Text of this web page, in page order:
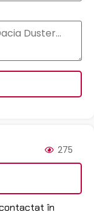
275
în